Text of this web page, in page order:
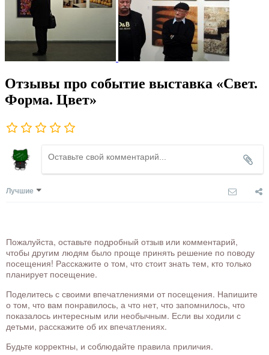
Отзывы про событие выставка «Свет.
Форма. Цвет»
Лучшие
Пожалуйста, оставьте подробный отзыв или комментарий,
чтобы другим людям было проще принять решение по поводу
посещения! Расскажите о том, что стоит знать тем, кто только
планирует посещение.
Поделитесь с своими впечатлениями от посещения. Напишите
о том, что вам понравилось, а что нет, что запомнилось, что
показалось интересным или необычным. Если вы ходили с
детьми, расскажите об их впечатлениях.
Будьте корректны, и соблюдайте правила приличия.